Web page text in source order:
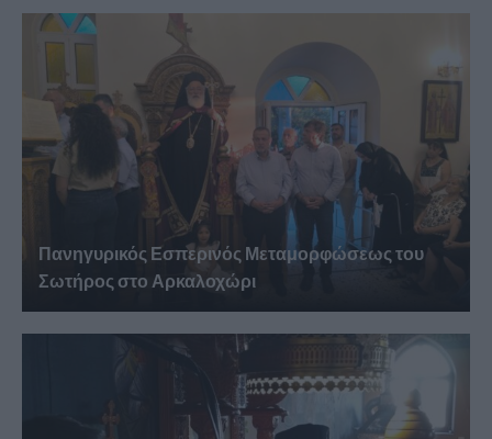
Πανηγυρικός Εσπερινός Μεταμορφώσεως του
Σωτήρος στο Αρκαλοχώρι